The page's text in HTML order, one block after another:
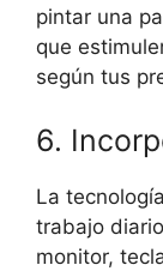
pintar una
que
según tus
6.
La
trabajo
monitor,